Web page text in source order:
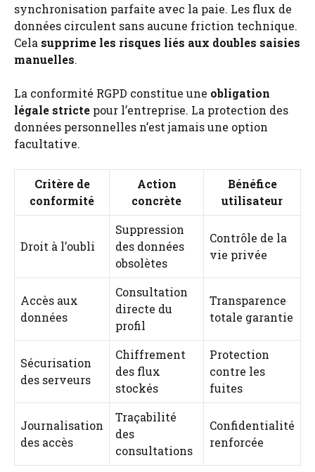
synchronisation parfaite avec la paie. Les flux de
données circulent sans aucune friction technique.
Cela supprime les risques liés aux doubles saisies
manuelles.
La conformité RGPD constitue une obligation
légale stricte pour l’entreprise. La protection des
données personnelles n’est jamais une option
facultative.
Critère de
conformité
Action
concrète
Bénéfice
utilisateur
Droit à l’oubli
Suppression
des données
obsolètes
Contrôle de la
vie privée
Accès aux
données
Consultation
directe du
profil
Transparence
totale garantie
Sécurisation
des serveurs
Chiffrement
des flux
stockés
Protection
contre les
fuites
Journalisation
des accès
Traçabilité
des
consultations
Confidentialité
renforcée